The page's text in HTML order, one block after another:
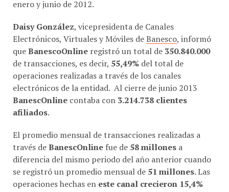
Electrónicos, Virtuales y Móviles deBanesco
queBanescoOnlineregistró un total de350.840.000
de transacciones, es decir,55,49%del total de
operaciones realizadas a través de los canales
electrónicos de la entidad. Al cierre de junio 2013
BanescOnlinecontaba con3.214.738 clientes
afiliados.
través deBanescOnline fue de58 millonesa
diferencia del mismo periodo del año anterior cuando
se registró un promedio mensual de51 millones. Las
operaciones hechas eneste canal crecieron 15,4%
respecto al mismo período del año anterior.